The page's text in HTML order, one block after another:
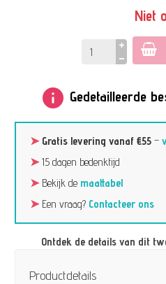
Niet
info Gedetailleerde
➤ Gratis levering vanaf €55 –
➤15 dagen bedenktijd
➤Bekijk de maattabel
➤Een vraag? Contacteer ons
Ontdek de details van dit
Productdetails